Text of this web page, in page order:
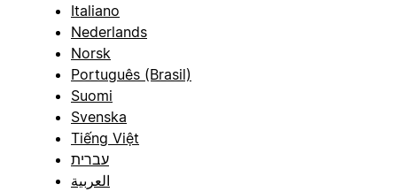
Italiano
Nederlands
Norsk
Português (Brasil)
Suomi
Svenska
Tiếng Việt
עברית
العربية